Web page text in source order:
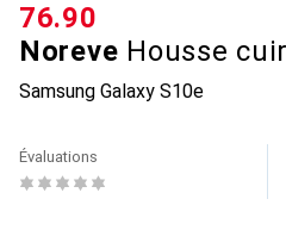
Noreve Housse cuir
Samsung Galaxy S10e
CHF
76.90
Évaluations